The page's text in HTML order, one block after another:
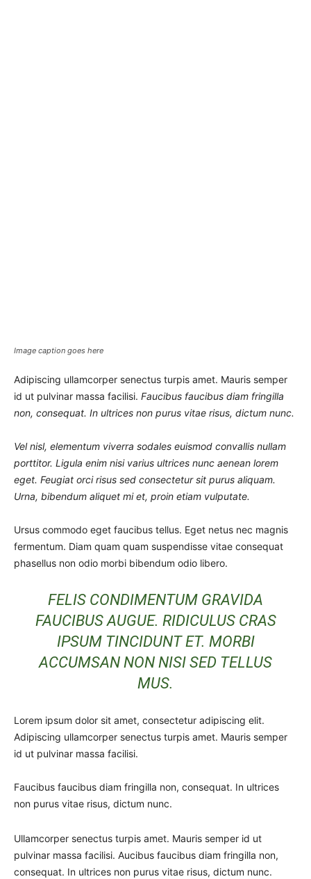
Image caption goes here
Adipiscing ullamcorper senectus turpis amet. Mauris semper
id ut pulvinar massa facilisi. Faucibus faucibus diam fringilla
non, consequat. In ultrices non purus vitae risus, dictum nunc.
Vel nisl, elementum viverra sodales euismod convallis nullam
porttitor. Ligula enim nisi varius ultrices nunc aenean lorem
eget. Feugiat orci risus sed consectetur sit purus aliquam.
Urna, bibendum aliquet mi et, proin etiam vulputate.
Ursus commodo eget faucibus tellus. Eget netus nec magnis
fermentum. Diam quam quam suspendisse vitae consequat
phasellus non odio morbi bibendum odio libero.
FELIS CONDIMENTUM GRAVIDA
FAUCIBUS AUGUE. RIDICULUS CRAS
IPSUM TINCIDUNT ET. MORBI
ACCUMSAN NON NISI SED TELLUS
MUS.
Lorem ipsum dolor sit amet, consectetur adipiscing elit.
Adipiscing ullamcorper senectus turpis amet. Mauris semper
id ut pulvinar massa facilisi.
Faucibus faucibus diam fringilla non, consequat. In ultrices
non purus vitae risus, dictum nunc.
Ullamcorper senectus turpis amet. Mauris semper id ut
pulvinar massa facilisi. Aucibus faucibus diam fringilla non,
consequat. In ultrices non purus vitae risus, dictum nunc.